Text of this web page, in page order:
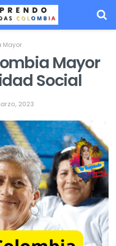
Mayor
Mayor
Social
2023